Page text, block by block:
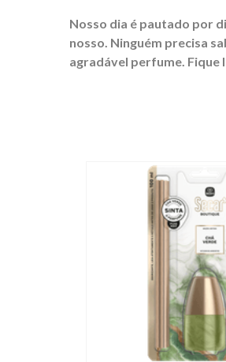
Nosso dia é pautado por
nosso. Ninguém precisa
agradável perfume. Fique